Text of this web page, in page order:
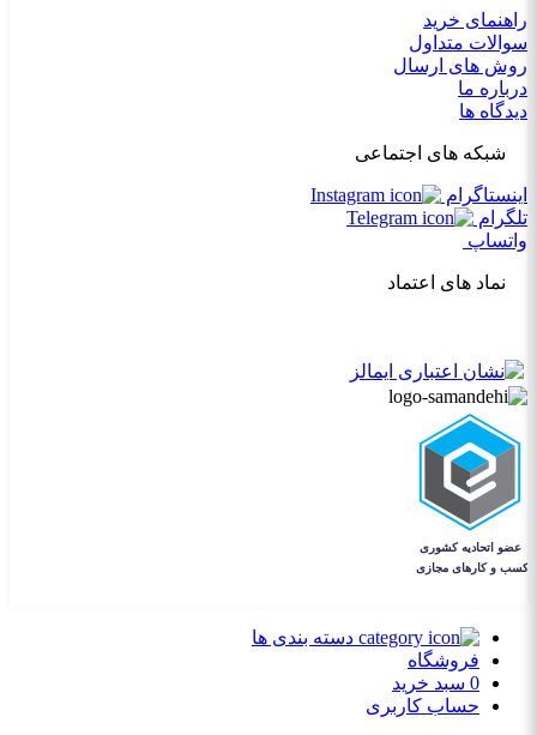
راهنمای خرید
سوالات متداول
روش های ارسال
درباره ما
دیدگاه ها
شبکه های اجتماعی
اینستاگرام
تلگرام
واتساپ
نماد های اعتماد
دسته بندی ها
فروشگاه
0 سبد خرید
حساب کاربری